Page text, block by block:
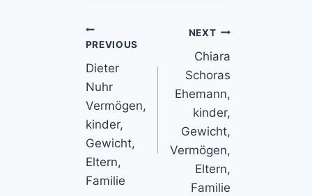
Post
navigation
PREVIOUS
Dieter
Nuhr
Vermögen,
kinder,
Gewicht,
Eltern,
Familie
NEXT
Chiara
Schoras
Ehemann,
kinder,
Gewicht,
Vermögen,
Eltern,
Familie